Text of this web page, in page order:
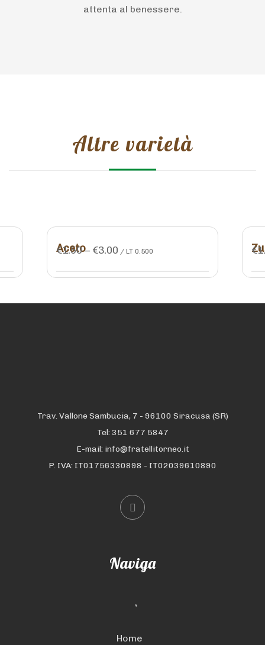
attenta al benessere.
Altre varietà
Aceto
€1.50– €3.00 / LT 0.500 €
Trav. Vallone Sambucia, 7 - 96100 Siracusa (SR)
Tel: 351 677 5847
E-mail: info@fratellitorneo.it
P. IVA: IT01756330898 - IT02039610890
Naviga
Home